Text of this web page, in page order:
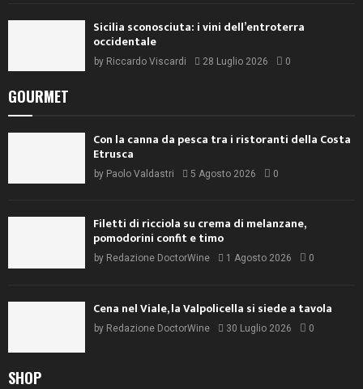
Sicilia sconosciuta: i vini dell’entroterra
occidentale
by Riccardo Viscardi 28 Luglio 2026 0
GOURMET
Con la canna da pesca tra i ristoranti della Costa
Etrusca
by Paolo Valdastri 5 Agosto 2026 0
Filetti di ricciola su crema di melanzane,
pomodorini confit e timo
by Redazione DoctorWine 1 Agosto 2026 0
Cena nel Viale, la Valpolicella si siede a tavola
by Redazione DoctorWine 30 Luglio 2026 0
SHOP